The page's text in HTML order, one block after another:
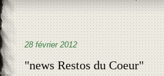
28 février 2012
"news Restos du Coeur"